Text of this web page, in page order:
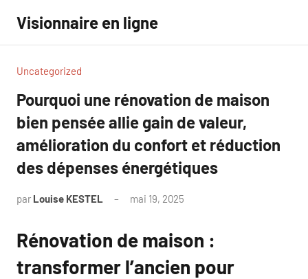
contenu
Visionnaire en ligne
Uncategorized
Pourquoi une rénovation de maison
bien pensée allie gain de valeur,
amélioration du confort et réduction
des dépenses énergétiques
par Louise KESTEL mai 19, 2025
Rénovation de maison :
transformer l’ancien pour